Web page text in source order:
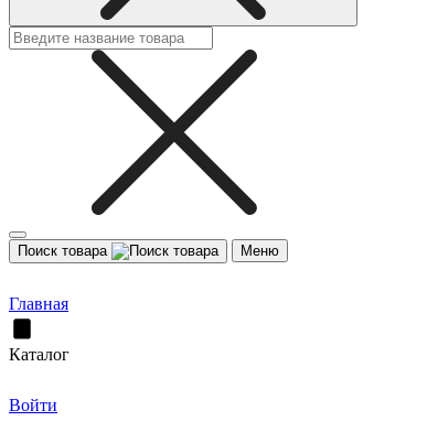
Поиск товара Меню
Главная
Каталог
Войти